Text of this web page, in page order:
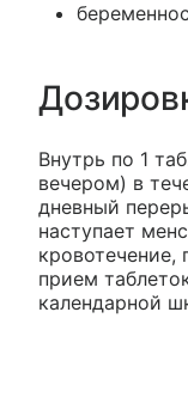
Внутрь по 1
вечером) в
дневный
наступает
кровотечение,
прием
календарной